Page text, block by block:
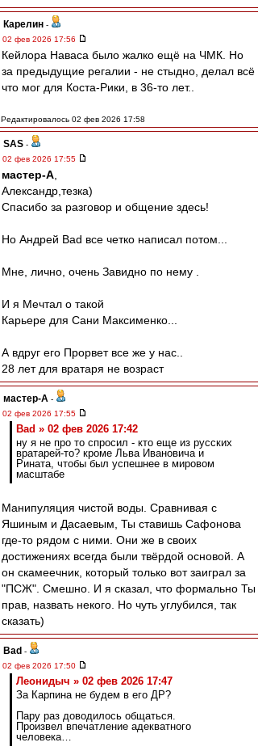
Карелин -
02 фев 2026 17:56
Кейлора Наваса было жалко ещё на ЧМК. Но
за предыдущие регалии - не стыдно, делал всё
что мог для Коста-Рики, в 36-то лет..
Редактировалось 02 фев 2026 17:58
SAS -
02 фев 2026 17:55
мастер-А
Александр,тезка)
Спасибо за разговор и общение здесь!
Но Андрей Bad все четко написал потом...
Мне, лично, очень Завидно по нему .
И я Мечтал о такой
Карьере для Сани Максименко...
А вдруг его Прорвет все же у нас..
28 лет для вратаря не возраст
мастер-А -
02 фев 2026 17:55
Bad » 02 фев 2026 17:42
ну я не про то спросил - кто еще из русских
вратарей-то? кроме Льва Ивановича и
Рината, чтобы был успешнее в мировом
масштабе
Манипуляция чистой воды. Сравнивая с
Яшиным и Дасаевым, Ты ставишь Сафонова
где-то рядом с ними. Они же в своих
достижениях всегда были твёрдой основой. А
он скамеечник, который только вот заиграл за
"ПСЖ". Смешно. И я сказал, что формально Ты
прав, назвать некого. Но чуть углубился, так
сказать)
Bad -
02 фев 2026 17:50
Леонидыч » 02 фев 2026 17:47
За Карпина не будем в его ДР?
Пару раз доводилось общаться.
Произвел впечатление адекватного
человека…